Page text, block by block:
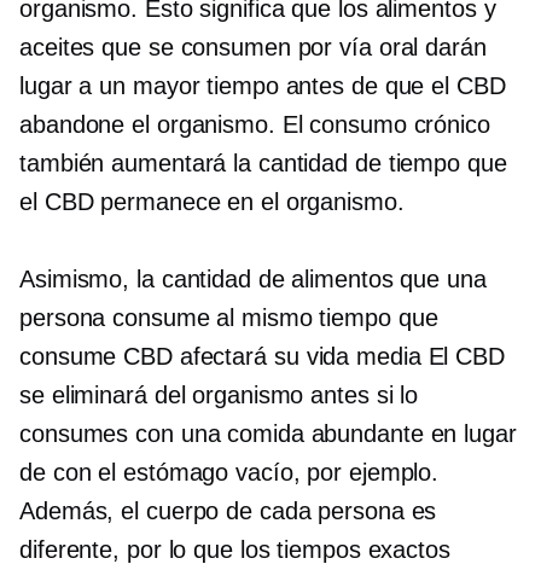
organismo. Esto significa que los alimentos y
aceites que se consumen por vía oral darán
lugar a un mayor tiempo antes de que el CBD
abandone el organismo. El consumo crónico
también aumentará la cantidad de tiempo que
el CBD permanece en el organismo.
Asimismo, la cantidad de alimentos que una
persona consume al mismo tiempo que
consume CBD afectará su vida mediaEl CBD
se eliminará del organismo antes si lo
consumes con una comida abundante en lugar
de con el estómago vacío, por ejemplo.
Además, el cuerpo de cada persona es
diferente, por lo que los tiempos exactos